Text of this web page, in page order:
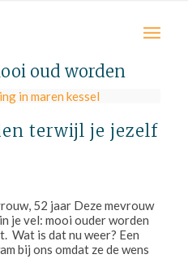
oud worden
terwijl je jezelf
52 jaar Deze mevrouw
je vel: mooi ouder worden
is dat nu weer? Een
bij ons omdat ze de wens